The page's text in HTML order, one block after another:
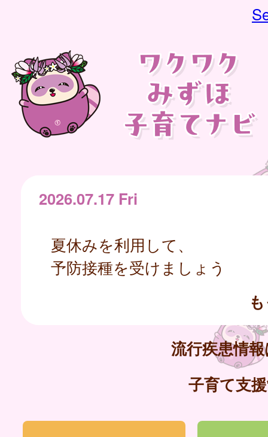
2026.07.17 Fri
夏休みを利用して、
予防接種を受けましょう
流行疾患情
子育て支